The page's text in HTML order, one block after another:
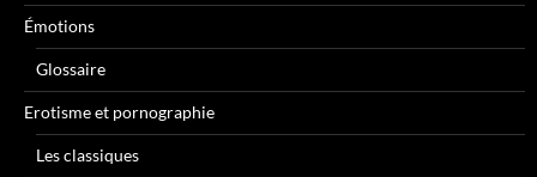
Émotions
Glossaire
Erotisme et pornographie
Les classiques